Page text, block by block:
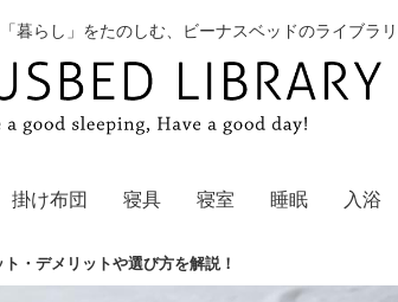
「暮らし」をたのしむ、ビーナスベッドのライブラ
掛け布団 寝具 寝室 睡眠 入浴
・デメリットや選び方を解説！